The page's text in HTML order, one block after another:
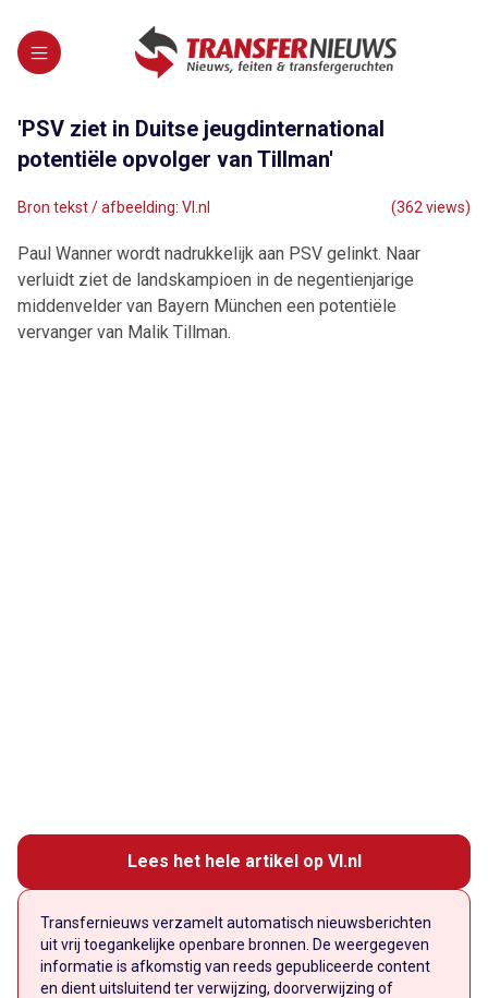
'PSV ziet in Duitse jeugdinternational
potentiële opvolger van Tillman'
Bron tekst / afbeelding: VI.nl (362 views)
Paul Wanner wordt nadrukkelijk aan PSV gelinkt. Naar
verluidt ziet de landskampioen in de negentienjarige
middenvelder van Bayern München een potentiële
vervanger van Malik Tillman.
Lees het hele artikel op VI.nl
Transfernieuws verzamelt automatisch nieuwsberichten
uit vrij toegankelijke openbare bronnen. De weergegeven
informatie is afkomstig van reeds gepubliceerde content
en dient uitsluitend ter verwijzing, doorverwijzing of